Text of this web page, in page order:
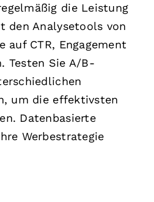
die Leistung
den Analysetools von
auf CTR, Engagement
Testen Sie A/B-
um die effektivsten
Datenbasierte
Werbestrategie